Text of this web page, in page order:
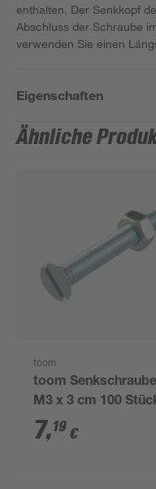
enthalten. Der Senkkopf
Abschluss der Schraube
verwenden Sie einen
Eigenschaften
Ähnliche
toom
toom
M3 x 3 cm 100
7,19 €